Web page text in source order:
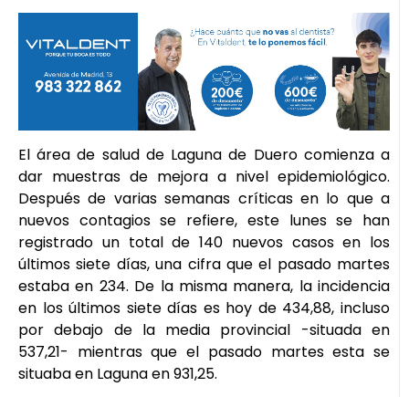
El área de salud de Laguna de Duero comienza a
dar muestras de mejora a nivel epidemiológico.
Después de varias semanas críticas en lo que a
nuevos contagios se refiere, este lunes se han
registrado un total de 140 nuevos casos en los
últimos siete días, una cifra que el pasado martes
estaba en 234. De la misma manera, la incidencia
en los últimos siete días es hoy de 434,88, incluso
por debajo de la media provincial -situada en
537,21- mientras que el pasado martes esta se
situaba en Laguna en 931,25.